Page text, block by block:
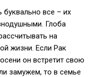
буквально все – их
Глоба
на
жизни. Если Рак
он встретит свою
замужем, то в семье